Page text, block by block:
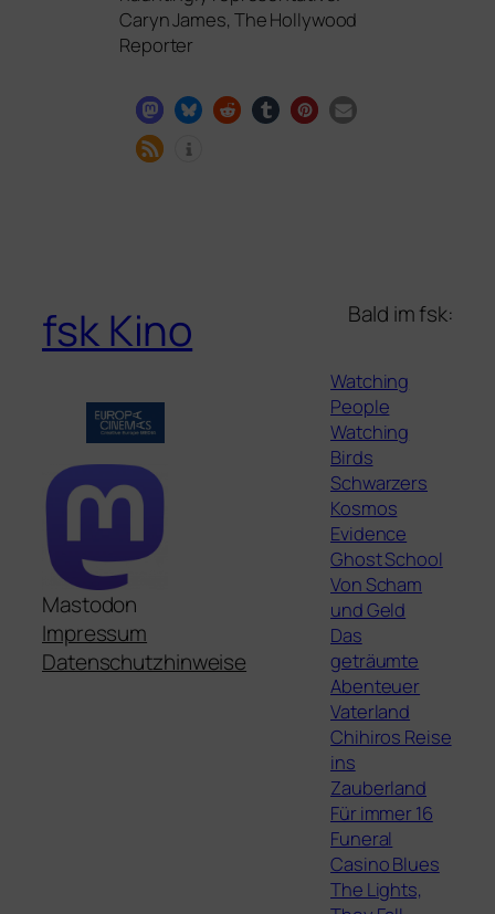
Caryn James, The Hollywood
Reporter
fsk Kino
Mastodon
Impressum
Datenschutzhinweise
Bald im fsk:
Watching
People
Watching
Birds
Schwarzers
Kosmos
Evidence
Ghost School
Von Scham
und Geld
Das
geträumte
Abenteuer
Vaterland
Chihiros Reise
ins
Zauberland
Für immer 16
Funeral
Casino Blues
The Lights,